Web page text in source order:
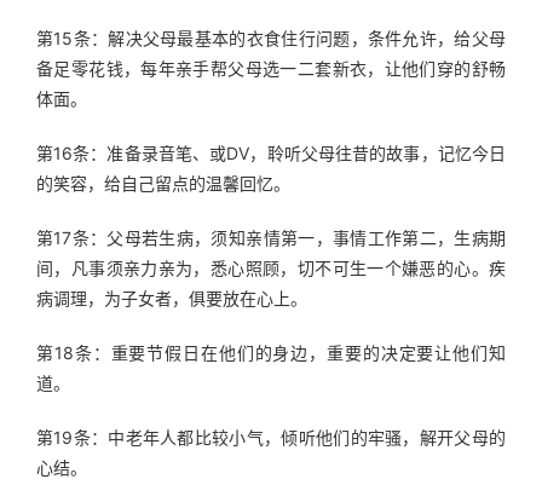
第15条：解决父母最基本的衣食住行问题，条件允许，给父母
备足零花钱，每年亲手帮父母选一二套新衣，让他们穿的舒畅
体面。
第16条：准备录音笔、或DV，聆听父母往昔的故事，记忆今日
的笑容，给自己留点的温馨回忆。
第17条：父母若生病，须知亲情第一，事情工作第二，生病期
间，凡事须亲力亲为，悉心照顾，切不可生一个嫌恶的心。疾
病调理，为子女者，俱要放在心上。
第18条：重要节假日在他们的身边，重要的决定要让他们知
道。
第19条：中老年人都比较小气，倾听他们的牢骚，解开父母的
心结。